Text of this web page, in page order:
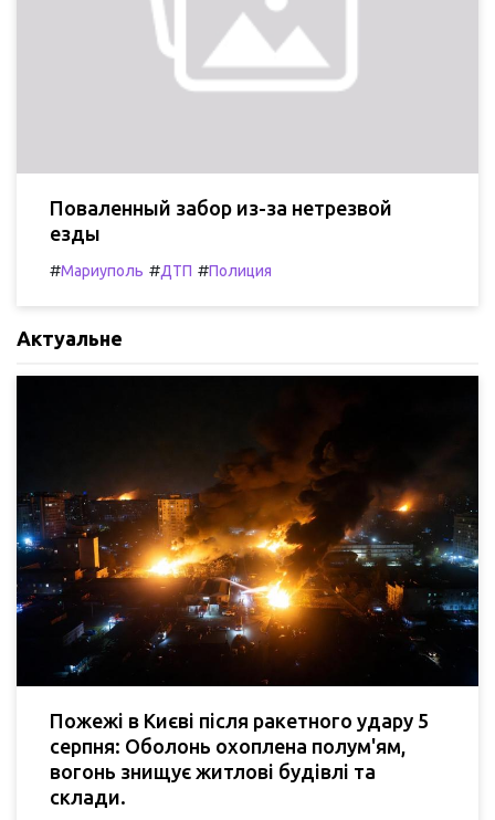
Поваленный забор из-за нетрезвой
езды
#Мариуполь #ДТП #Полиция
Актуальне
Пожежі в Києві після ракетного удару 5
серпня: Оболонь охоплена полум'ям,
вогонь знищує житлові будівлі та
склади.